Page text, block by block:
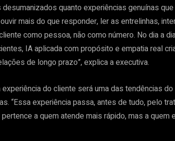
quanto experiências genuínas
mais do que responder, ler as entrelinhas,
como pessoa, não como número. No dia a
IA aplicada com propósito e empatia real
de longo prazo”, explica a executiva.
do cliente será uma das tendências
“Essa experiência passa, antes de tudo, pelo
a quem atende mais rápido, mas a quem